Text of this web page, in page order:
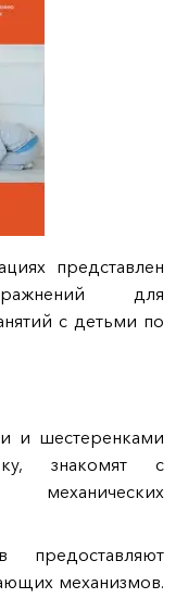
представлен
для
с детьми по
и шестеренками
знакомят с
механических
предоставляют
механизмов.